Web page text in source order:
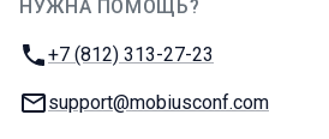
НУЖНА ПОМОЩЬ?
Телефон:
+7 (812) 313-27-23
E-mail:
support@mobiusconf.com